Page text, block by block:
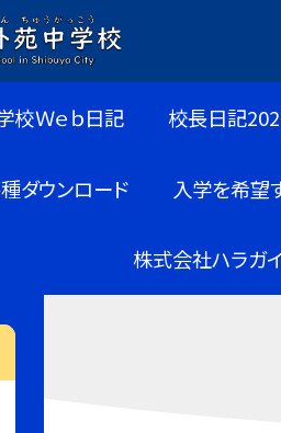
校Ｗｅｂ日記 校長日記
ダウンロード 入学を希望
株式会社ハラガイ